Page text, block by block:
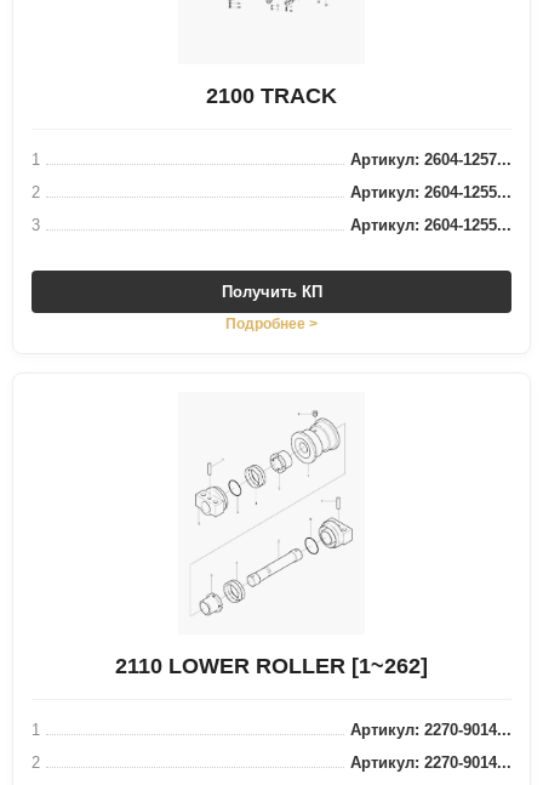
2100 TRACK
1
Артикул: 2604-1257...
2
Артикул: 2604-1255...
3
Артикул: 2604-1255...
Получить КП
Подробнее >
2110 LOWER ROLLER [1~262]
1
Артикул: 2270-9014...
2
Артикул: 2270-9014...